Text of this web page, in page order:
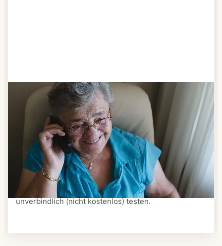
Schritt 3
Bestellen & liefern lassen
Suchen Sie sich aus dem Speiseplan Ihres Anbieters
aus, was Ihnen schmeckt. Bestellen Sie telefonisch,
schriftlich oder im Online-Shop Ihres Anbieters.
Ein Kurier liefert Ihnen das bestellte Essen zum
vereinbarten Zeitpunkt nach Hause. Bei vielen
Anbietern können Sie Essen auf Rädern auch
unverbindlich (nicht kostenlos) testen.